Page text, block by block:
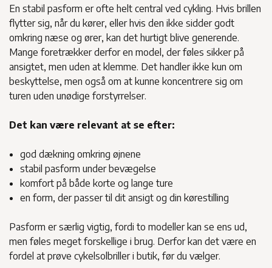
En stabil pasform er ofte helt central ved cykling. Hvis brillen
flytter sig, når du kører, eller hvis den ikke sidder godt
omkring næse og ører, kan det hurtigt blive generende.
Mange foretrækker derfor en model, der føles sikker på
ansigtet, men uden at klemme. Det handler ikke kun om
beskyttelse, men også om at kunne koncentrere sig om
turen uden unødige forstyrrelser.
Det kan være relevant at se efter:
god dækning omkring øjnene
stabil pasform under bevægelse
komfort på både korte og lange ture
en form, der passer til dit ansigt og din kørestilling
Pasform er særlig vigtig, fordi to modeller kan se ens ud,
men føles meget forskellige i brug. Derfor kan det være en
fordel at prøve cykelsolbriller i butik, før du vælger.